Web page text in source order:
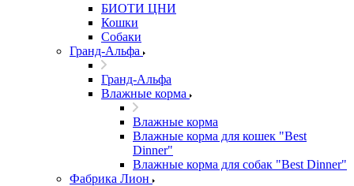
БИОТИ ЦНИ
Кошки
Собаки
Гранд-Альфа
Гранд-Альфа
Влажные корма
Влажные корма
Влажные корма для кошек "Best
Dinner"
Влажные корма для собак "Best Dinner"
Фабрика Лион